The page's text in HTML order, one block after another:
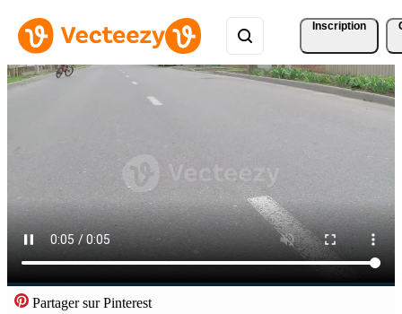
Inscription
Partager sur Pinterest